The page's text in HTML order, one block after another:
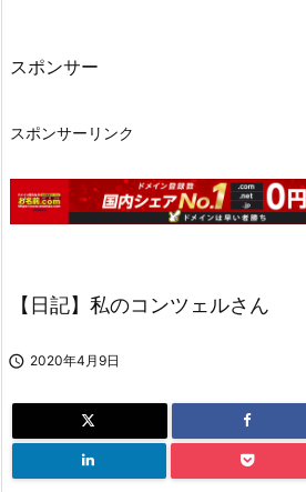
スポンサー
スポンサーリンク
【日記】私のコンツェルさん
 2020年4月9日